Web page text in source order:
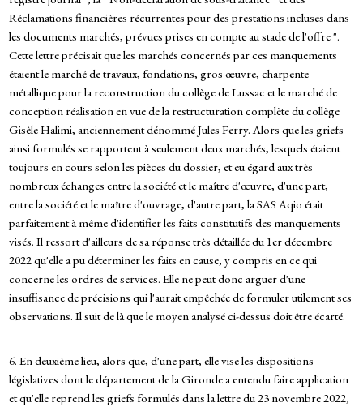
Réclamations financières récurrentes pour des prestations incluses dans
les documents marchés, prévues prises en compte au stade de l'offre ".
Cette lettre précisait que les marchés concernés par ces manquements
étaient le marché de travaux, fondations, gros œuvre, charpente
métallique pour la reconstruction du collège de Lussac et le marché de
conception réalisation en vue de la restructuration complète du collège
Gisèle Halimi, anciennement dénommé Jules Ferry. Alors que les griefs
ainsi formulés se rapportent à seulement deux marchés, lesquels étaient
toujours en cours selon les pièces du dossier, et eu égard aux très
nombreux échanges entre la société et le maître d'œuvre, d'une part,
entre la société et le maître d'ouvrage, d'autre part, la SAS Aqio était
parfaitement à même d'identifier les faits constitutifs des manquements
visés. Il ressort d'ailleurs de sa réponse très détaillée du 1er décembre
2022 qu'elle a pu déterminer les faits en cause, y compris en ce qui
concerne les ordres de services. Elle ne peut donc arguer d'une
insuffisance de précisions qui l'aurait empêchée de formuler utilement ses
observations. Il suit de là que le moyen analysé ci-dessus doit être écarté.
6. En deuxième lieu, alors que, d'une part, elle vise les dispositions
législatives dont le département de la Gironde a entendu faire application
et qu'elle reprend les griefs formulés dans la lettre du 23 novembre 2022,